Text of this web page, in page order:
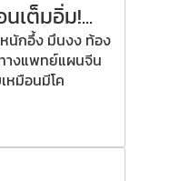
เต็มอิ่ม!...
นักอึ้ง มึนงง ท้อง
างแพทย์แผนจีน
หมือนมีโค